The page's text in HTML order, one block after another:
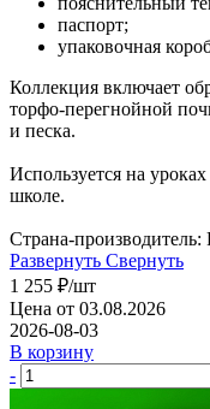
паспорт;
упаковочная
Коллекция включает
торфо-перегнойной
и песка.
Используется на
школе.
Страна-
Развернуть Свернуть
1 255 ₽/шт
Цена от 03.08.2026
2026-08-03
В корзину
-